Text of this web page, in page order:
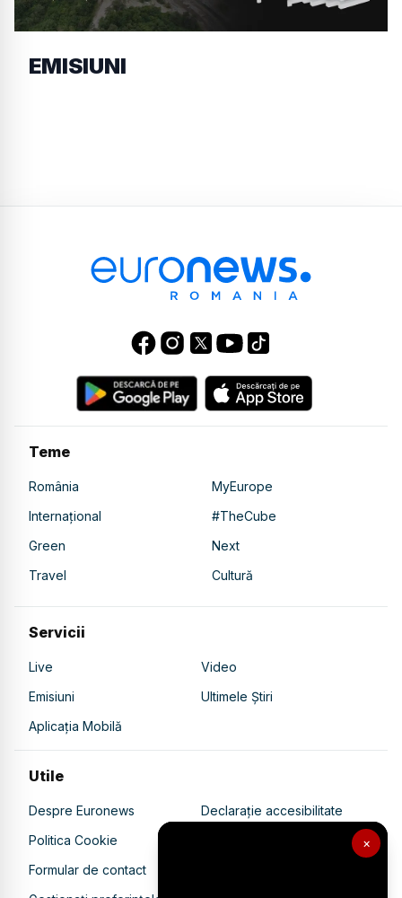
×
EMISIUNI
Teme
România
MyEurope
Internațional
#TheCube
Green
Next
Travel
Cultură
Servicii
Live
Video
Emisiuni
Ultimele Știri
Aplicația Mobilă
Utile
Despre Euronews
Declarație accesibilitate
Politica Cookie
Politica de confidențialitate
Formular de contact